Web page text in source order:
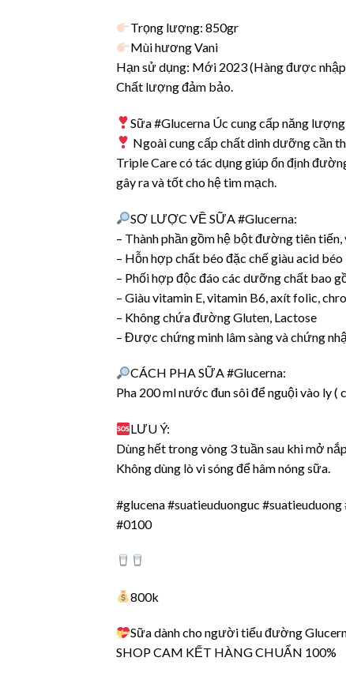
Trọng lượng: 850gr
Mùi hương Vani
Hạn sử dụng: Mới 2023 (Hàng được
Chất lượng đảm bảo.
Sữa #Glucerna Úc cung cấp năng
Ngoài cung cấp chất dinh dưỡng cần
Triple Care có tác dụng giúp ổn định
gây ra và tốt cho hệ tim mạch.
SƠ LƯỢC VỀ SỮA #Glucerna:
– Thành phần gồm hệ bột đường tiên
– Hỗn hợp chất béo đặc chế giàu acid
– Phối hợp độc đáo các dưỡng chất bao
– Giàu vitamin E, vitamin B6, axít folic,
– Không chứa đường Gluten, Lactose
– Được chứng minh lâm sàng và chứng
CÁCH PHA SỮA #Glucerna:
Pha 200 ml nước đun sôi để nguội vào ly
LƯU Ý:
Dùng hết trong vòng 3 tuần sau khi mở
Không dùng lò vi sóng để hâm nóng sữa.
#glucena #suatieuduonguc
#0100
800k
Sữa dành cho người tiểu đường
SHOP CAM KẾT HÀNG CHUẨN 100%